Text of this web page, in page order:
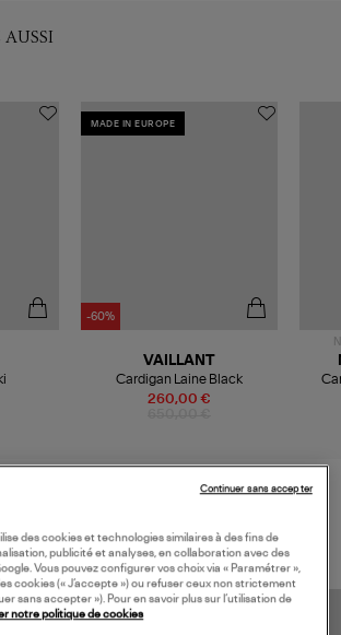
MADE IN EUROPE
-60%
260,00 €
VAILLANT
Cardigan Laine Black
des cookies et technologies similaires à des fins de
publicité et analyses, en collaboration avec des
Vous pouvez configurer vos choix via « Paramétrer »,
cookies (« J’accepte ») ou refuser ceux non strictement
sans accepter »). Pour en savoir plus sur l’utilisation de
notre politique de cookies
Continuer sans accepter